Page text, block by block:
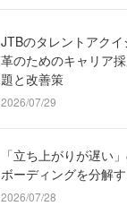
JTBのタレントアク
革のためのキャリア
題と改善策
2026/07/29
「立ち上がりが遅
ボーディングを分解
2026/07/28